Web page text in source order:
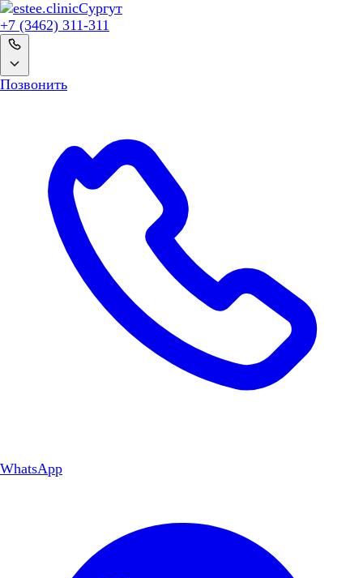
Сургут
+7 (3462) 311-311
Позвонить
WhatsApp